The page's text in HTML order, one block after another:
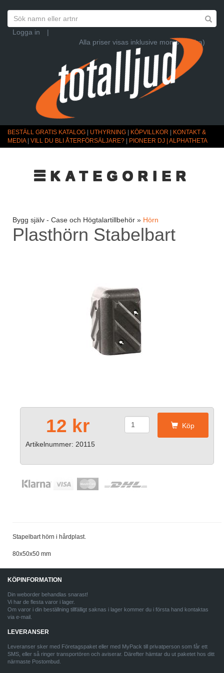
Logga in
|
Alla priser visas inklusive moms (Ändra)
BESTÄLL GRATIS KATALOG UTHYRNING KÖPVILLKOR
KONTAKT &
MEDIA| VILL DU BLI ÅTERFÖRSÄLJARE? PIONEER DJ | ALPHATHETA
☰KATEGORIER
Bygg själv - Case och Högtalartillbehör » Hörn
Plasthörn Stabelbart
12 kr Köp
Artikelnummer: 20115
Stapelbart hörn i hårdplast.
80x50x50 mm
KÖPINFORMATION
Din weborder behandlas snarast!
Vi har de flesta varor i lager.
Om varor i din beställning tillfälligt saknas i lager kommer du i första hand kontaktas
via e-mail.
LEVERANSER
Leveranser sker med Företagspaket eller med MyPack till privatperson som får ett
SMS, eller så ringer transportören och aviserar. Därefter hämtar du ut paketet hos ditt
närmaste Postombud.